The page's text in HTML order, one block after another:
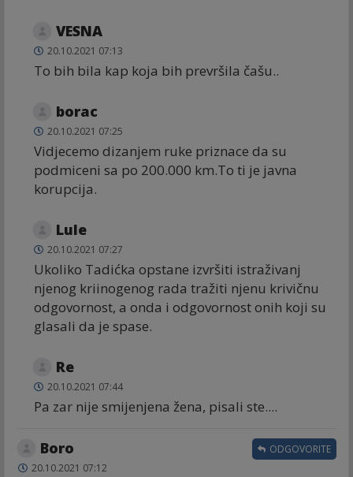
VESNA
20.10.2021 07:13
To bih bila kap koja bih prevršila čašu..
borac
20.10.2021 07:25
Vidjecemo dizanjem ruke priznace da su
podmiceni sa po 200.000 km.To ti je javna
korupcija.
Lule
20.10.2021 07:27
Ukoliko Tadićka opstane izvršiti istraživanj
njenog kriinogenog rada tražiti njenu krivičnu
odgovornost, a onda i odgovornost onih koji su
glasali da je spase.
Re
20.10.2021 07:44
Pa zar nije smijenjena žena, pisali ste....
Boro
20.10.2021 07:12
ODGOVORITE